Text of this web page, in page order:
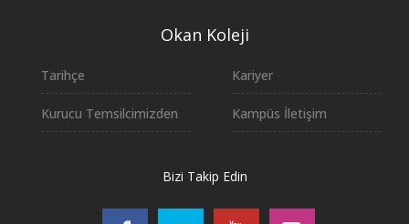
Okan Koleji
Tarihçe
Kurucu Temsilcimizden
Kariyer
Kampüs İletişim
Bizi Takip Edin